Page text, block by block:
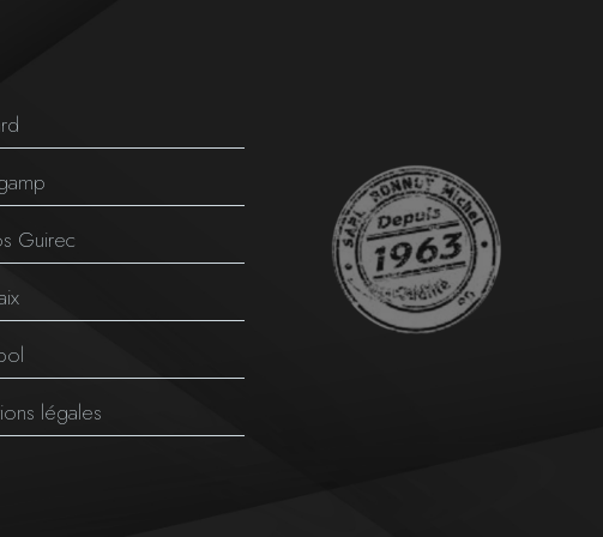
Guirec
légales